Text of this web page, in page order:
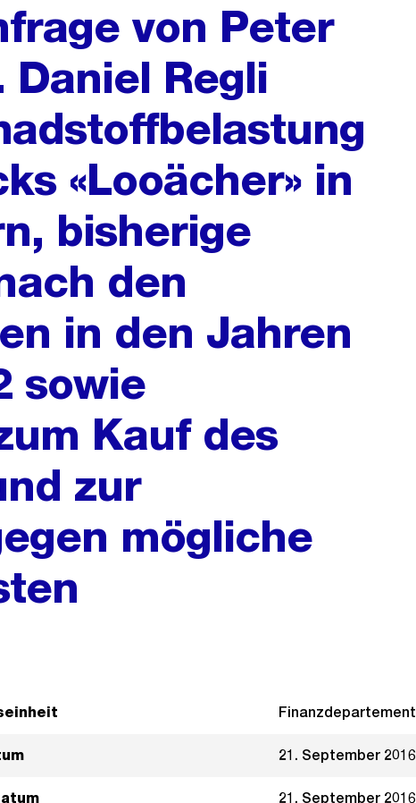
von Peter
Daniel Regli
«Looächer» in
bisherige
den
in den Jahren
sowie
Kauf des
zur
mögliche
Finanzdepartement
21. September 2016
21. September 2016